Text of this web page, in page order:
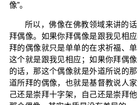
像”。
所以，佛像在佛教领域来讲的
拜偶像。如果你拜偶像是跟我见相
拜的偶像就只是单单的在求祈福、单
这个就是跟我见相应；如果你拜偶
的话，那这个偶像就是外道所说的
道所拜的偶像，也就是基督教说人
己还是崇拜十字架，自己还是崇拜